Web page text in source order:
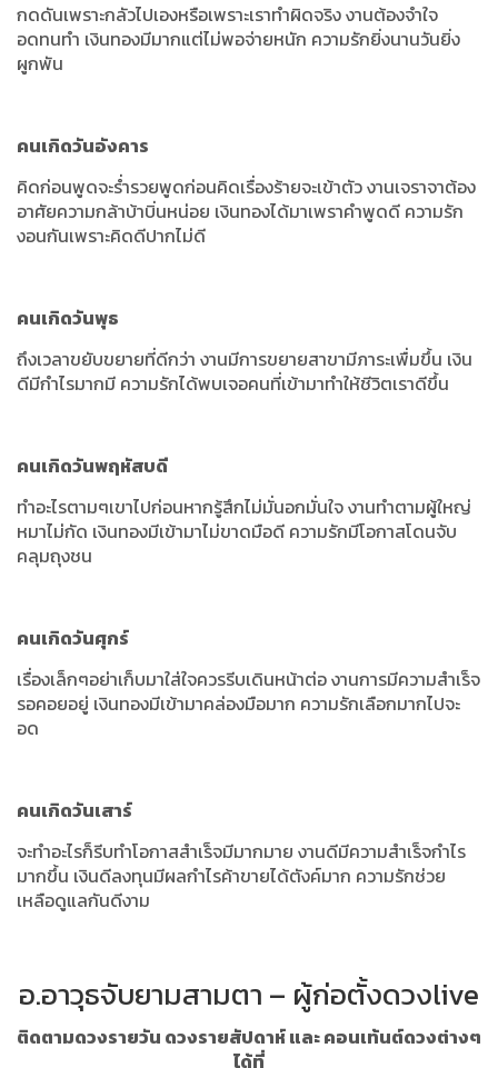
กดดันเพราะกลัวไปเองหรือเพราะเราทำผิดจริง งานต้องจำใจ
อดทนทำ เงินทองมีมากแต่ไม่พอจ่ายหนัก ความรักยิ่งนานวันยิ่ง
ผูกพัน
คนเกิดวันอังคาร
คิดก่อนพูดจะร่ำรวยพูดก่อนคิดเรื่องร้ายจะเข้าตัว งานเจราจาต้อง
อาศัยความกล้าบ้าบิ่นหน่อย เงินทองได้มาเพราคำพูดดี ความรัก
งอนกันเพราะคิดดีปากไม่ดี
คนเกิดวันพุธ
ถึงเวลาขยับขยายที่ดีกว่า งานมีการขยายสาขามีภาระเพื่มขึ้น เงิน
ดีมีกำไรมากมี ความรักได้พบเจอคนที่เข้ามาทำให้ชีวิตเราดีขึ้น
คนเกิดวันพฤหัสบดี
ทำอะไรตามๆเขาไปก่อนหากรู้สึกไม่มั่นอกมั่นใจ งานทำตามผู้ใหญ่
หมาไม่กัด เงินทองมีเข้ามาไม่ขาดมือดี ความรักมีโอกาสโดนจับ
คลุมถุงชน
คนเกิดวันศุกร์
เรื่องเล็กๆอย่าเก็บมาใส่ใจควรรีบเดินหน้าต่อ งานการมีความสำเร็จ
รอคอยอยู่ เงินทองมีเข้ามาคล่องมือมาก ความรักเลือกมากไปจะ
อด
คนเกิดวันเสาร์
จะทำอะไรก็รีบทำโอกาสสำเร็จมีมากมาย งานดีมีความสำเร็จกำไร
มากขึ้น เงินดีลงทุนมีผลกำไรค้าขายได้ตังค์มาก ความรักช่วย
เหลือดูแลกันดีงาม
อ.อาวุธจับยามสามตา – ผู้ก่อตั้งดวงlive
ติดตามดวงรายวัน ดวงรายสัปดาห์ และ คอนเท้นต์ดวงต่างๆ
ได้ที่